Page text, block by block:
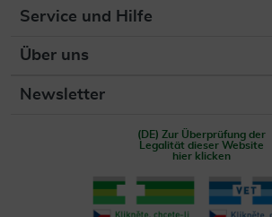
Service und Hilfe
Über uns
Newsletter
(DE) Zur Überprüfung der
Legalität dieser Website
hier klicken